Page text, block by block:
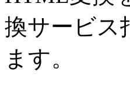
換サービス
ます。